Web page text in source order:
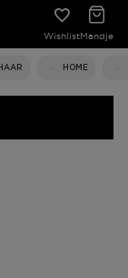
WishlistMandje
HAAR HOME